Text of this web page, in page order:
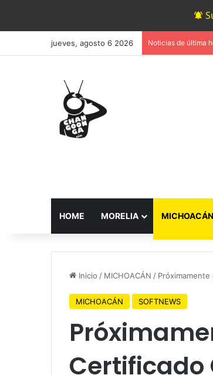
jueves, agosto 6 2026 Noticias de última
HOME MORELIA MICHOACÁN
Inicio / MICHOACÁN /
MICHOACÁN SOFTNEWS
Certificado